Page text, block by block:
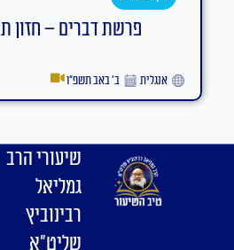
פרשת דברים – חזון
אנגלית ב׳ באב תשפ״ו
שיעורי הרב
גמליאל
רבינוביץ
שליט"א